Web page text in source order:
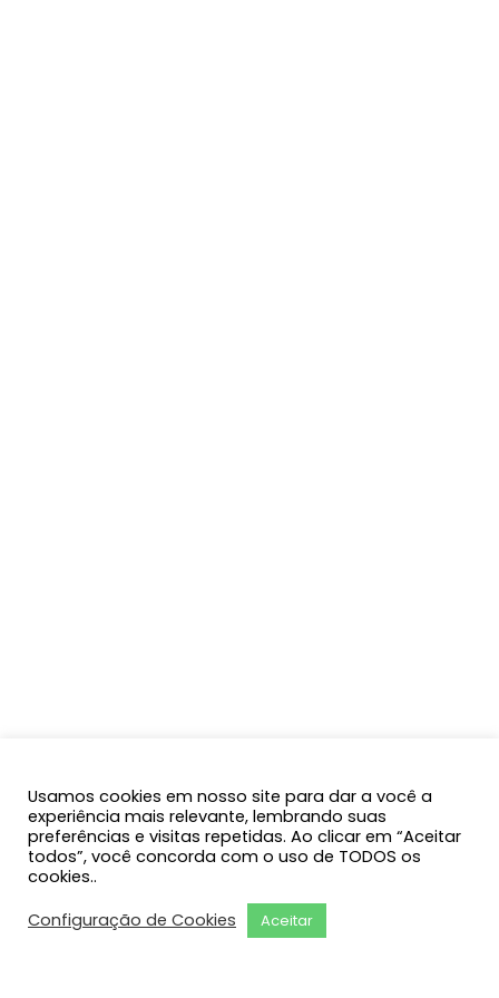
Usamos cookies em nosso site para dar a você a
experiência mais relevante, lembrando suas
preferências e visitas repetidas. Ao clicar em “Aceitar
todos”, você concorda com o uso de TODOS os
cookies..
Configuração de Cookies
Aceitar